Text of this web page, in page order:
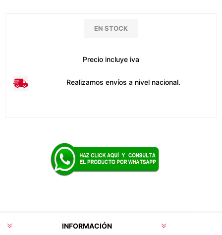
EN STOCK
Precio incluye iva
Realizamos envíos a nivel nacional.
INFORMACIÓN